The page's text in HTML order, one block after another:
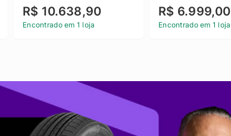
R$ 10.638,90
Encontrado em 1 loja
R$ 6.999,00
Encontrado em 1 loja